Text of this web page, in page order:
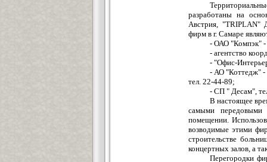
разработаны на
Австрия, "TRIPLAN"
фирм в г. Самаре
- ОАО "Компэк"
- агентство
- "Офис-
- АО "Коттедж"
тел. 22-44-89;
- СП " Десам",
В настоящее
самыми передовыми
помещении.
возводимые этими
строительстве
концертных залов, а
Перегородки